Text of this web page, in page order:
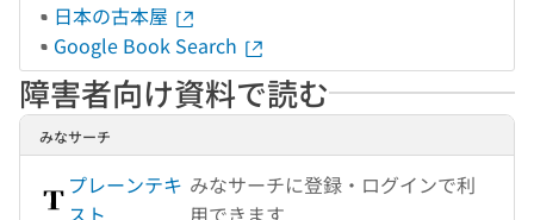
日本の古本屋
Google Book Search
障害者向け資料で読む
みなサーチ
プレーンテキ
スト
みなサーチに登録・ログインで利
用できます